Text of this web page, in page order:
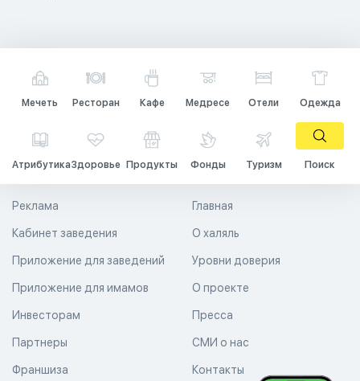
Мечеть Ресторан Кафе Медресе Отели Одежда
АтрибутикаЗдоровье Продукты Фонды Туризм Поиск
Главная
О халяль
Уровни доверия
Реклама
Кабинет заведения
Приложение для заведений
Приложение для имамов О проекте
Пресса
СМИ о нас
Контакты
Инвесторам
Партнеры
Франшиза